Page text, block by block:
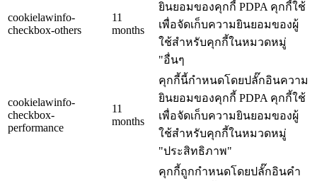
cookielawinfo-
checkbox-others
11
months
ยินยอมของคุกกี้ PDPA คุกกี้ใช้
เพื่อจัดเก็บความยินยอมของผู้
ใช้สำหรับคุกกี้ในหมวดหมู่
"อื่นๆ
cookielawinfo-
checkbox-
performance
11
months
คุกกี้นี้กำหนดโดยปลั๊กอินความ
ยินยอมของคุกกี้ PDPA คุกกี้ใช้
เพื่อจัดเก็บความยินยอมของผู้
ใช้สำหรับคุกกี้ในหมวดหมู่
"ประสิทธิภาพ"
คุกกี้ถูกกำหนดโดยปลั๊กอินคำ